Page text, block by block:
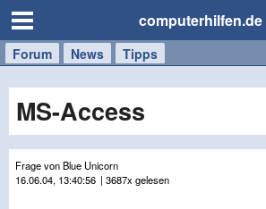
computerhilfen.de
Forum News Tipps
Handy
Tablet
Windows
Mac
MS-Access
Frage von Blue Unicorn
16.06.04, 13:40:56 | 3687x gelesen